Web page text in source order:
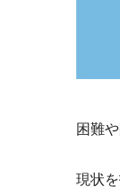
困難
現状